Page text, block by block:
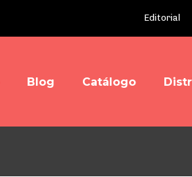
Editorial
Blog Catálogo